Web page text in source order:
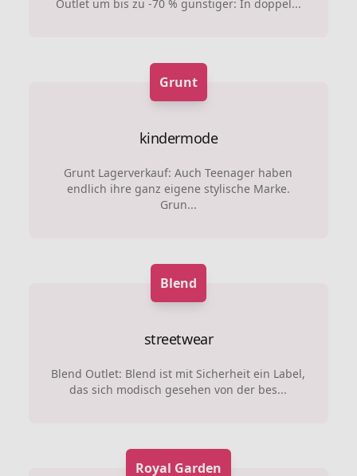
Outlet um bis zu -70 % günstiger: In doppel...
Grunt
kindermode
Grunt Lagerverkauf: Auch Teenager haben
endlich ihre ganz eigene stylische Marke.
Grun...
Blend
streetwear
Blend Outlet: Blend ist mit Sicherheit ein Label,
das sich modisch gesehen von der bes...
Royal Garden